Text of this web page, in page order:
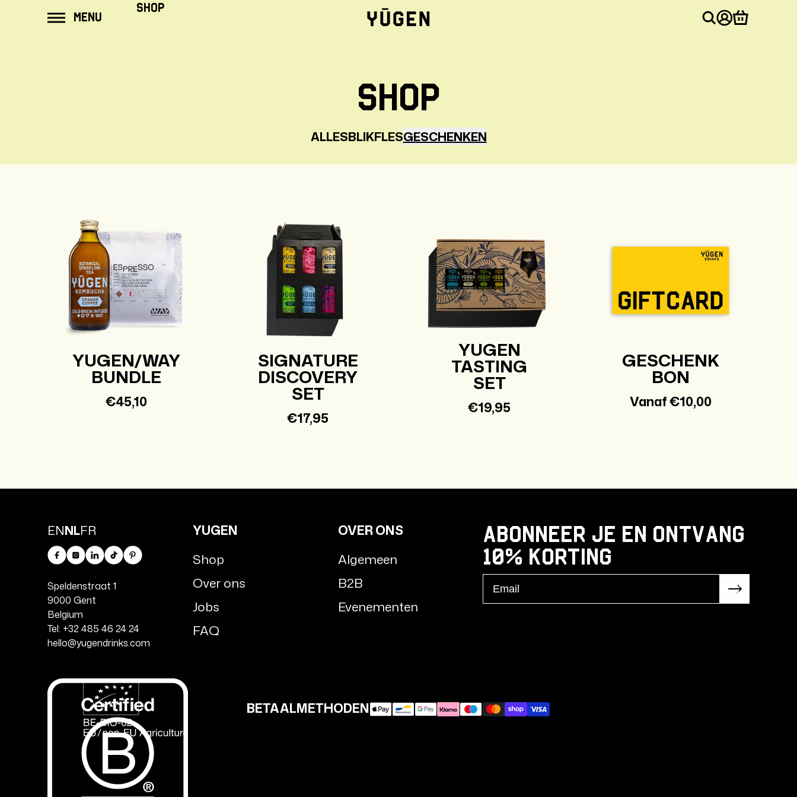
MENU
SHOP
SHOP
ALLESBLIKFLESGESCHENKEN
YUGEN/WAY
BUNDLE
Normale
€45,10
SIGNATURE
DISCOVERY
SET
Normale
€17,95
YUGEN
TASTING
SET
Normale
€19,95
GESCHENK
BON
Normale
Vanaf €10,00
ENNLFR
Facebook
Instagram
LinkedIn
TikTokPinterest
Speldenstraat 1
9000 Gent
Belgium
Tel: +32 485 46 24 24
hello@yugendrinks.com
YUGEN
Shop
Over ons
Jobs
FAQ
OVER ONS
Algemeen
B2B
Evenementen
Abonneer je en ontvang
10% korting
Subsc
ribe!
BETAALMETHODEN